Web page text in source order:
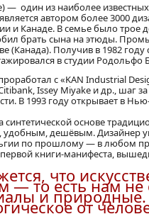
— один из наиболее
автором более 3000
и Канаде. В семье было
брать сына на этюды.
(Канада). Получив в 1982
в студии
с «KAN Industrial
Issey Miyake и др.,
В 1993 году открывает в
основе
дешёвым. Дизайнер
по прошлому — в любом
книги-манифеста,
что
— то есть нам
и природные.
от